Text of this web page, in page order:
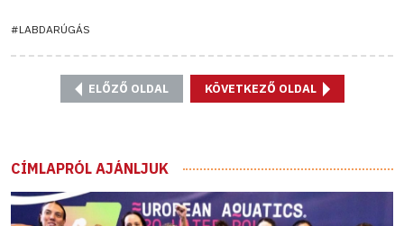
#LABDARÚGÁS
ELŐZŐ OLDAL KÖVETKEZŐ OLDAL
CÍMLAPRÓL AJÁNLJUK